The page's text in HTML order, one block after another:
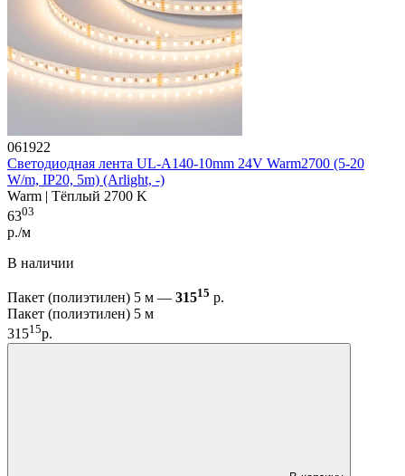
061922
Светодиодная лента UL-A140-10mm 24V Warm2700 (5-20
W/m, IP20, 5m) (Arlight, -)
Warm | Тёплый 2700 K
6303
р./м
В наличии
Пакет (полиэтилен) 5 м — 31515 р.
Пакет (полиэтилен) 5 м
31515р.